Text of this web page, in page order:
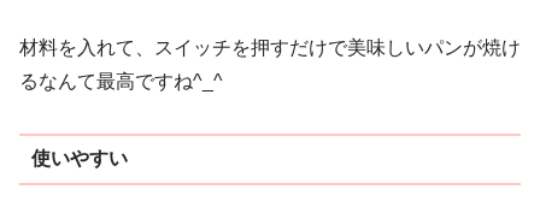
材料を入れて、スイッチを押すだけで美味しいパンが焼け
るなんて最高ですね^_^
使いやすい